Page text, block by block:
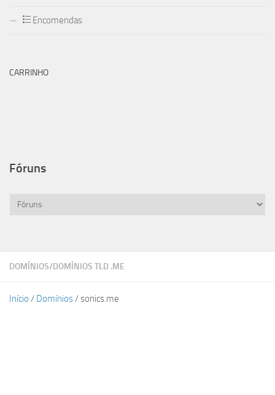
DOMÍNIOS/DOMÍNIOS TLD .ME
Início / Domínios/ sonics.me
Encomendas
CARRINHO
Fóruns